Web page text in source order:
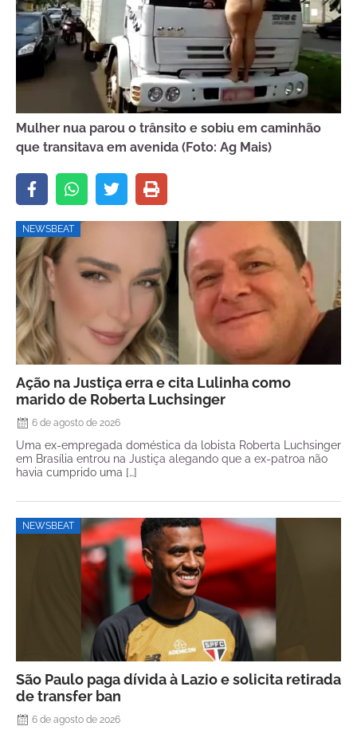
Mulher nua parou o trânsito e sobiu em caminhão
que transitava em avenida (Foto: Ag Mais)
NEWSBEAT
Ação na Justiça erra e cita Lulinha como
marido de Roberta Luchsinger
6 de agosto de 2026
Uma ex-empregada doméstica da lobista Roberta Luchsinger
em Brasília entrou na Justiça alegando que a ex-patroa não
havia cumprido uma […]
NEWSBEAT
São Paulo paga dívida à Lazio e solicita retirada
de transfer ban
6 de agosto de 2026